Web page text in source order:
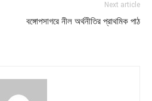
Next article
বঙ্গোপসাগরে নীল অর্থনীতির প্রাথমিক পাঠ